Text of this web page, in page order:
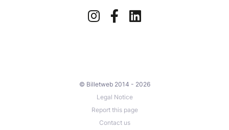
© Billetweb 2014 - 2026
Legal Notice
Report this page
Contact us